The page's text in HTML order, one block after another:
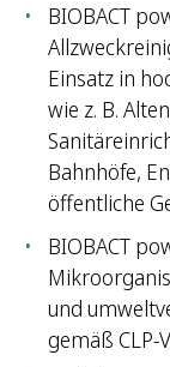
BIOBACT
Einsatz in
wie z. B.
Bahnhöfe,
öffentliche
BIOBACT
und
gemäß CLP-